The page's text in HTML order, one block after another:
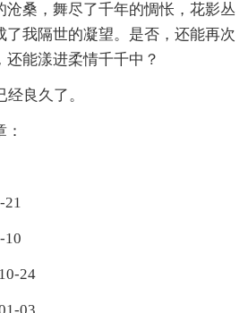
沧桑，舞尽了千年的惆怅，花影丛
了我隔世的凝望。是否，还能再次
能漾进柔情千千中？
良久了。
21
10
24